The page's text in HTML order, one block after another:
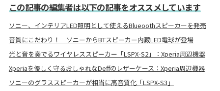
この記事の編集者は以下の記事をオススメしています
ソニー、インテリアLED照明として使えるBlueoothスピーカーを発売
音質にこだわり！ ソニーからBTスピーカー内蔵LED電球が登場
光と音を奏でるワイヤレススピーカー「LSPX-S2」：Xperia周辺機器
Xperiaを優しく守るおしゃれなDeffのレザーケース：Xperia周辺機器
ソニーのグラススピーカーが相当に高音質化「LSPX-S3」